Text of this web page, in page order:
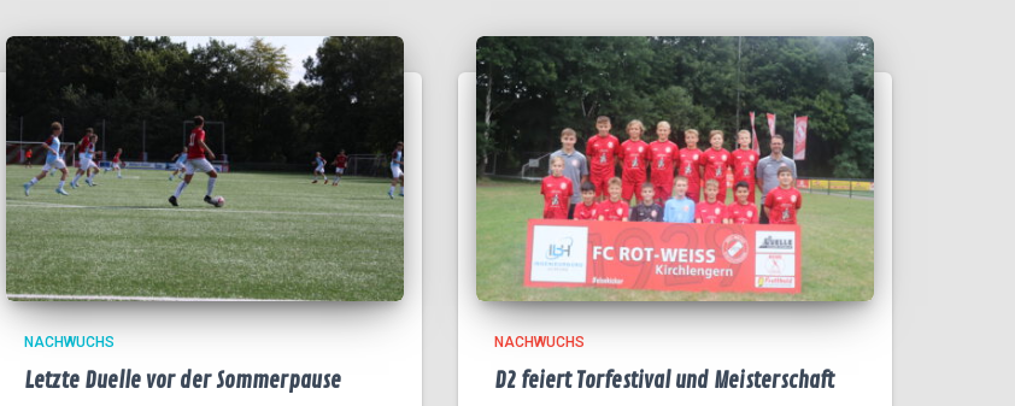
NACHWUCHS
Letzte Duelle vor der Sommerpause
NACHWUCHS
D2 feiert Torfestival und Meisterschaft